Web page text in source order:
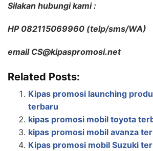
Silakan hubungi kami :
HP 082115069960 (telp/sms/WA)
email CS@kipaspromosi.net
Related Posts:
Kipas promosi launching
terbaru
kipas promosi mobil toyota
kipas promosi mobil avanza
Kipas promosi mobil Suzuki